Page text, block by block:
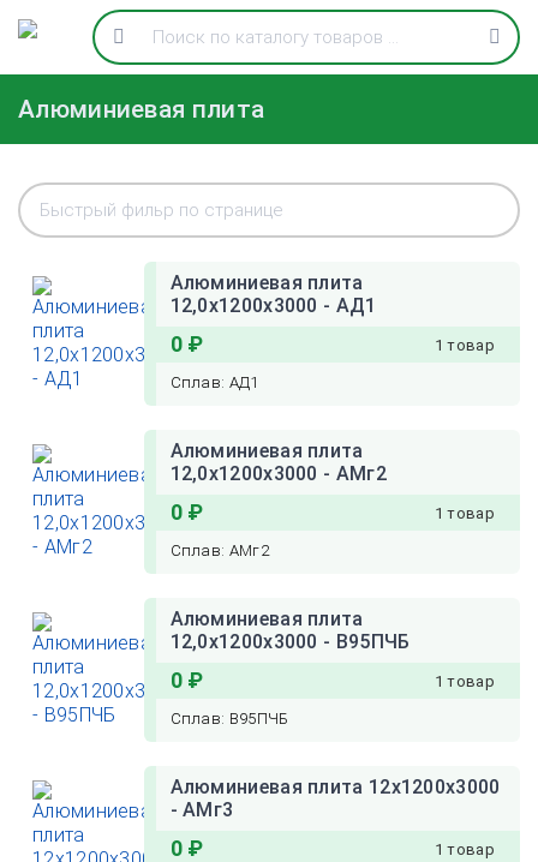
Алюминиевая плита
Алюминиевая плита
12,0х1200х3000 - АД1
0 ₽ 1 товар
Сплав: АД1
Алюминиевая плита
12,0х1200х3000 - АМг2
0 ₽ 1 товар
Сплав: АМг2
Алюминиевая плита
12,0х1200х3000 - В95ПЧБ
0 ₽ 1 товар
Сплав: В95ПЧБ
Алюминиевая плита 12х1200х3000
- АМг3
0 ₽ 1 товар